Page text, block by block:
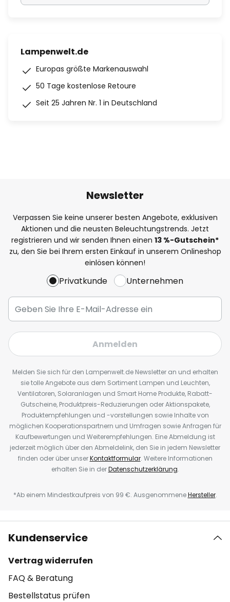
Lampenwelt.de
Europas größte Markenauswahl
50 Tage kostenlose Retoure
Seit 25 Jahren Nr. 1 in Deutschland
Newsletter
Verpassen Sie keine unserer besten Angebote, exklusiven
Aktionen und die neusten Beleuchtungstrends. Jetzt
registrieren und wir senden Ihnen einen 13 %-Gutschein*
zu, den Sie bei Ihrem ersten Einkauf in unserem Onlineshop
einlösen können!
Privatkunde Unternehmen
Anmelden
Melden Sie sich für den Lampenwelt.de Newsletter an und erhalten
sie tolle Angebote aus dem Sortiment Lampen und Leuchten,
Ventilatoren, Solaranlagen und Smart Home Produkte, Rabatt-
Gutscheine, Produktpreis-Reduzierungen oder Aktionspakete,
Produktempfehlungen und -vorstellungen sowie Inhalte von
möglichen Kooperationspartnern und Umfragen sowie Anfragen für
Kaufbewertungen und Weiterempfehlungen. Eine Abmeldung ist
jederzeit möglich über den Abmeldelink, den Sie in jedem Newsletter
finden oder über unserKontaktformular. Weitere Informationen
erhalten Sie in derDatenschutzerklärung.
*Ab einem Mindestkaufpreis von 99 €. AusgenommeneHersteller.
Kundenservice
Vertrag widerrufen
FAQ & Beratung
Bestellstatus prüfen